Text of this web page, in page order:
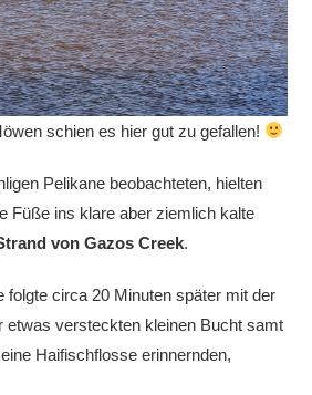
schien es hier gut zu gefallen!
Pelikane beobachteten, hielten
Füße ins klare aber ziemlich kalte
von Gazos Creek.
folgte circa 20 Minuten später mit der
etwas versteckten kleinen Bucht samt
Haifischflosse erinnernden,